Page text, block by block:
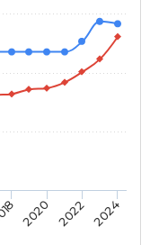
2020 2022 2024